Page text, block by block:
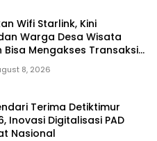
Wifi Starlink, Kini
Warga Desa Wisata
Bisa Mengakses Transaksi
8, 2026
Terima Detiktimur
Inovasi Digitalisasi PAD
Nasional